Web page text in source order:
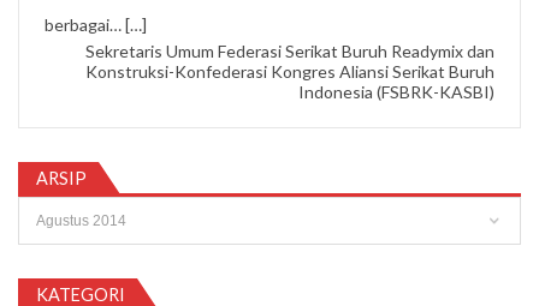
berbagai…[…]
Sekretaris Umum Federasi Serikat Buruh Readymix dan
Konstruksi-Konfederasi Kongres Aliansi Serikat Buruh
Indonesia (FSBRK-KASBI)
ARSIP
KATEGORI